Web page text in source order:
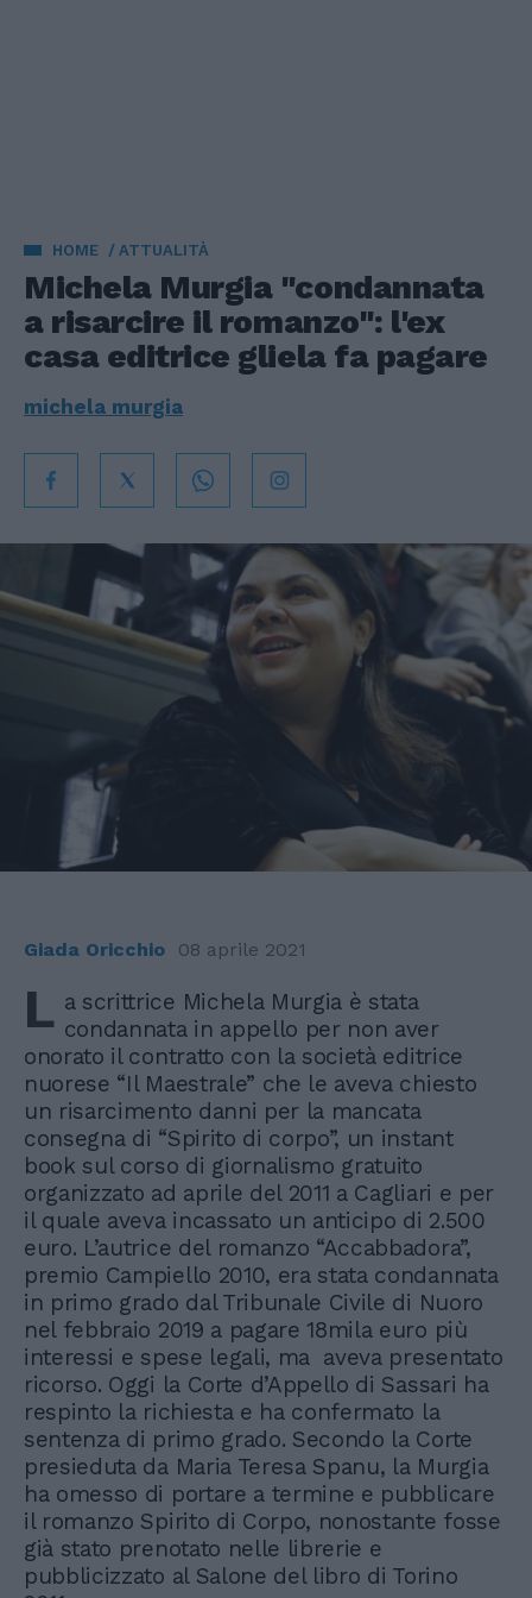
HOME ATTUALITÀ
Michela Murgia "condannata
a risarcire il romanzo": l'ex
casa editrice gliela fa pagare
michela murgia
Giada Oricchio 08 aprile 2021
L a scrittrice Michela Murgia è stata
condannata in appello per non aver
onorato il contratto con la società editrice
nuorese “Il Maestrale” che le aveva chiesto
un risarcimento danni per la mancata
consegna di “Spirito di corpo”, un instant
book sul corso di giornalismo gratuito
organizzato ad aprile del 2011 a Cagliari e per
il quale aveva incassato un anticipo di 2.500
euro. L’autrice del romanzo “Accabbadora”,
premio Campiello 2010, era stata condannata
in primo grado dal Tribunale Civile di Nuoro
nel febbraio 2019 a pagare 18mila euro più
interessi e spese legali, ma aveva presentato
ricorso. Oggi la Corte d’Appello di Sassari ha
respinto la richiesta e ha confermato la
sentenza di primo grado. Secondo la Corte
presieduta da Maria Teresa Spanu, la Murgia
ha omesso di portare a termine e pubblicare
il romanzo Spirito di Corpo, nonostante fosse
già stato prenotato nelle librerie e
pubblicizzato al Salone del libro di Torino